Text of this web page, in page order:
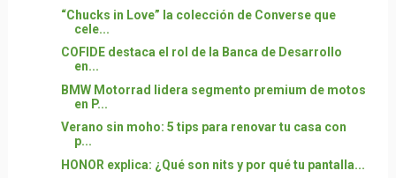
“Chucks in Love” la colección de Converse que
cele...
COFIDE destaca el rol de la Banca de Desarrollo
en...
BMW Motorrad lidera segmento premium de motos
en P...
Verano sin moho: 5 tips para renovar tu casa con
p...
HONOR explica: ¿Qué son nits y por qué tu pantalla...